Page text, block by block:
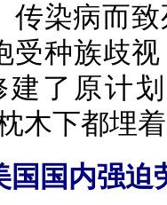
传染病而
受种族歧
建了原计
木下都埋
国内强迫